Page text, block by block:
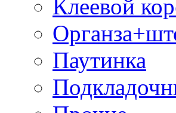
Клеевой
Паутинка